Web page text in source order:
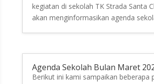
kegiatan di sekolah TK Strada Santa
akan menginformasikan agenda
Agenda Sekolah Bulan Maret
Berikut ini kami sampaikan beberapa